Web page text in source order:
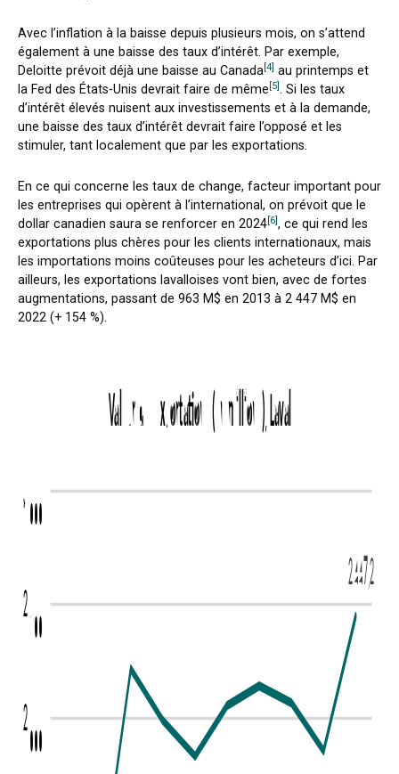
Avec l’inflation à la baisse depuis plusieurs mois, on s’attend
également à une baisse des taux d’intérêt. Par exemple,
Deloitte prévoit déjà une baisse au Canada [4] au printemps et
la Fed des États-Unis devrait faire de même [5]
. Si les taux
d’intérêt élevés nuisent aux investissements et à la demande,
une baisse des taux d’intérêt devrait faire l’opposé et les
stimuler, tant localement que par les exportations.
En ce qui concerne les taux de change, facteur important pour
les entreprises qui opèrent à l’international, on prévoit que le
dollar canadien saura se renforcer en 2024[6], ce qui rend les
exportations plus chères pour les clients internationaux, mais
les importations moins coûteuses pour les acheteurs d’ici. Par
ailleurs, les exportations lavalloises vont bien, avec de fortes
augmentations, passant de 963 M$ en 2013 à 2 447 M$ en
2022 (+ 154 %).